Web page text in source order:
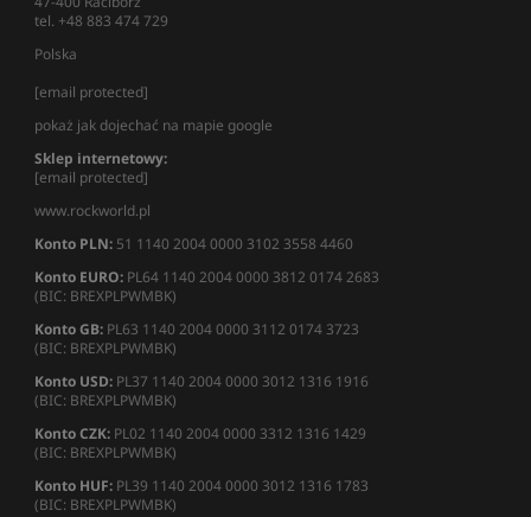
tel. +48 883 474 729
Polska
[email protected]
pokaż jak dojechać na mapie google
Sklep internetowy:
[email protected]
www.rockworld.pl
Konto PLN: 51 1140 2004 0000 3102 3558 4460
Konto EURO: PL64 1140 2004 0000 3812 0174 2683
(BIC: BREXPLPWMBK)
Konto GB: PL63 1140 2004 0000 3112 0174 3723
(BIC: BREXPLPWMBK)
Konto USD: PL37 1140 2004 0000 3012 1316 1916
(BIC: BREXPLPWMBK)
Konto CZK: PL02 1140 2004 0000 3312 1316 1429
(BIC: BREXPLPWMBK)
Konto HUF: PL39 1140 2004 0000 3012 1316 1783
(BIC: BREXPLPWMBK)